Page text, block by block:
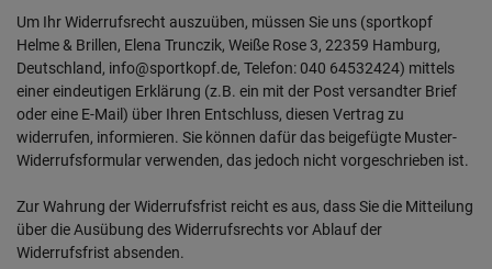
Um Ihr Widerrufsrecht auszuüben, müssen Sie uns (sportkopf
Helme & Brillen, Elena Trunczik, Weiße Rose 3, 22359 Hamburg,
Deutschland, info@sportkopf.de, Telefon: 040 64532424) mittels
einer eindeutigen Erklärung (z.B. ein mit der Post versandter Brief
oder eine E-Mail) über Ihren Entschluss, diesen Vertrag zu
widerrufen, informieren. Sie können dafür das beigefügte Muster-
Widerrufsformular verwenden, das jedoch nicht vorgeschrieben ist.
Zur Wahrung der Widerrufsfrist reicht es aus, dass Sie die Mitteilung
über die Ausübung des Widerrufsrechts vor Ablauf der
Widerrufsfrist absenden.